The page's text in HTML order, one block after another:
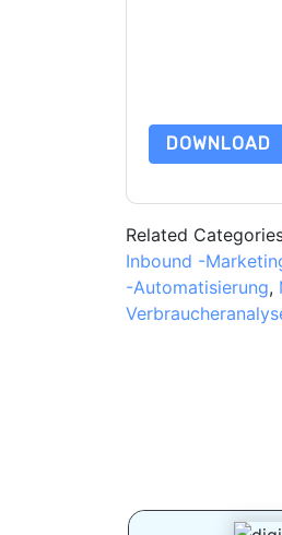
DOWNLOAD
Related
Inbound -
-Automatisierung,